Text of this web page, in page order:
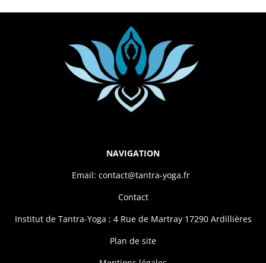
NAVIGATION
Email: contact@tantra-yoga.fr
Contact
Institut de Tantra-Yoga ; 4 Rue de Martray 17290 Ardillières
Plan de site